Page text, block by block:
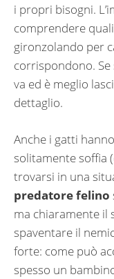
i propri bisogni.
comprendere
gironzolando per
corrispondono.
va ed è meglio
dettaglio.
Anche i gatti
solitamente soffia
trovarsi in una
predatore felino
ma chiaramente il
spaventare il
forte: come può
spesso un